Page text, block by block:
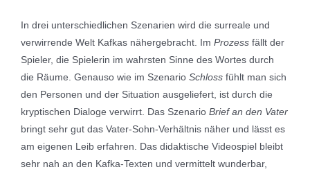
In drei unterschiedlichen Szenarien wird die surreale und
verwirrende Welt Kafkas nähergebracht. Im Prozess fällt der
Spieler, die Spielerin im wahrsten Sinne des Wortes durch
die Räume. Genauso wie im Szenario Schloss fühlt man sich
den Personen und der Situation ausgeliefert, ist durch die
kryptischen Dialoge verwirrt. Das Szenario Brief an den Vater
bringt sehr gut das Vater-Sohn-Verhältnis näher und lässt es
am eigenen Leib erfahren. Das didaktische Videospiel bleibt
sehr nah an den Kafka-Texten und vermittelt wunderbar,